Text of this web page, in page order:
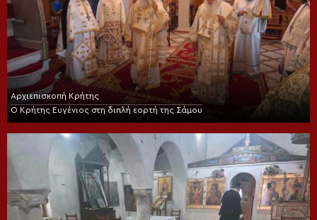
Αρχιεπισκοπή Κρήτης
Ο Κρήτης Ευγένιος στη διπλή εορτή της Σάμου